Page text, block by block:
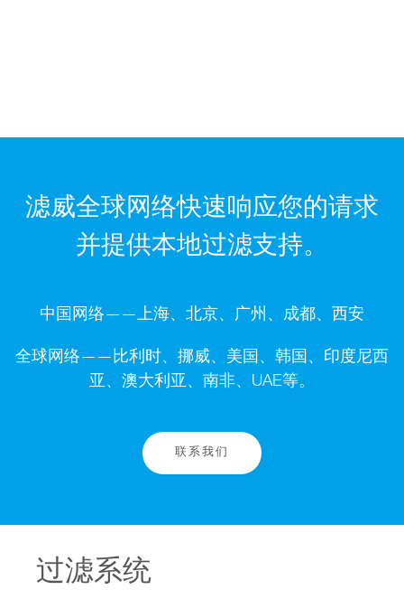
滤威全球网络快速响应您的请求
并提供本地过滤支持。
中国网络——上海、北京、广州、成都、西安
全球网络——比利时、挪威、美国、韩国、印度尼西
亚、澳大利亚、南非、UAE等。
联系我们
过滤系统